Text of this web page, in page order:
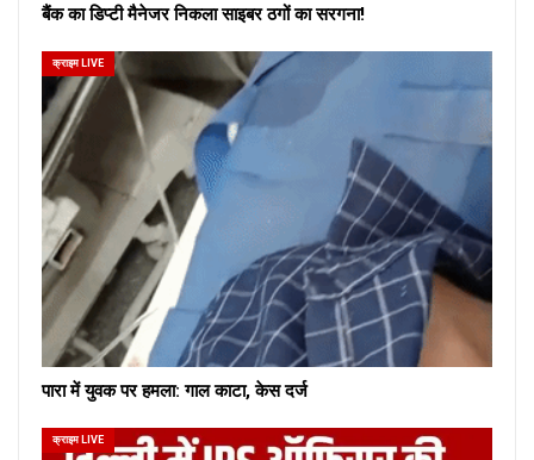
बैंक का डिप्टी मैनेजर निकला साइबर ठगों का सरगना!
क्राइम LIVE
पारा में युवक पर हमला: गाल काटा, केस दर्ज
क्राइम LIVE